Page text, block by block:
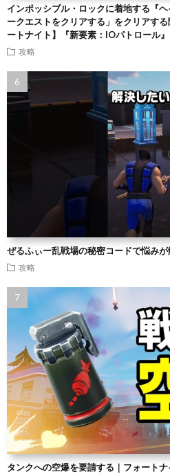
インポッシブル・ロックに着地する『
ークエストをクリアする」をクリアす
ートナイト】『新要素：IOパトロール』
攻略
ぜるふぃー乱戦場の秘密コードで悩みが
攻略
タンクへの空爆を要請する｜フォート